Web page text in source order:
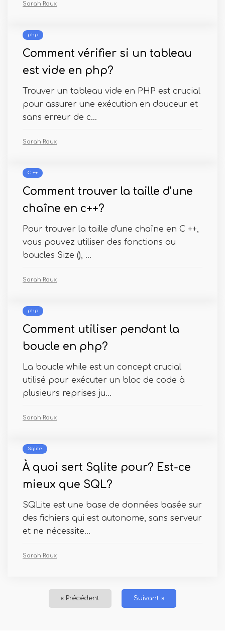
Sarah Roux
php
Comment vérifier si un tableau
est vide en php?
Trouver un tableau vide en PHP est crucial
pour assurer une exécution en douceur et
sans erreur de c...
Sarah Roux
C ++
Comment trouver la taille d'une
chaîne en c++?
Pour trouver la taille d'une chaîne en C ++,
vous pouvez utiliser des fonctions ou
boucles Size (), ...
Sarah Roux
php
Comment utiliser pendant la
boucle en php?
La boucle while est un concept crucial
utilisé pour exécuter un bloc de code à
plusieurs reprises ju...
Sarah Roux
Sqlite
À quoi sert Sqlite pour? Est-ce
mieux que SQL?
SQLite est une base de données basée sur
des fichiers qui est autonome, sans serveur
et ne nécessite...
Sarah Roux
« Précédent Suivant »